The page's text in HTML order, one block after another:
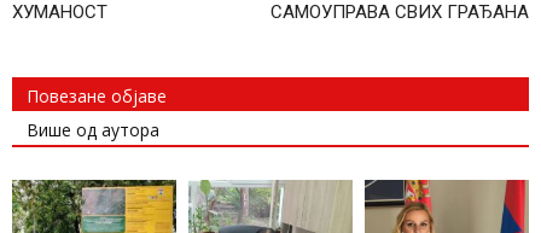
ХУМАНОСТ
САМОУПРАВА СВИХ ГРАЂАНА
Повезане објаве
Више од аутора